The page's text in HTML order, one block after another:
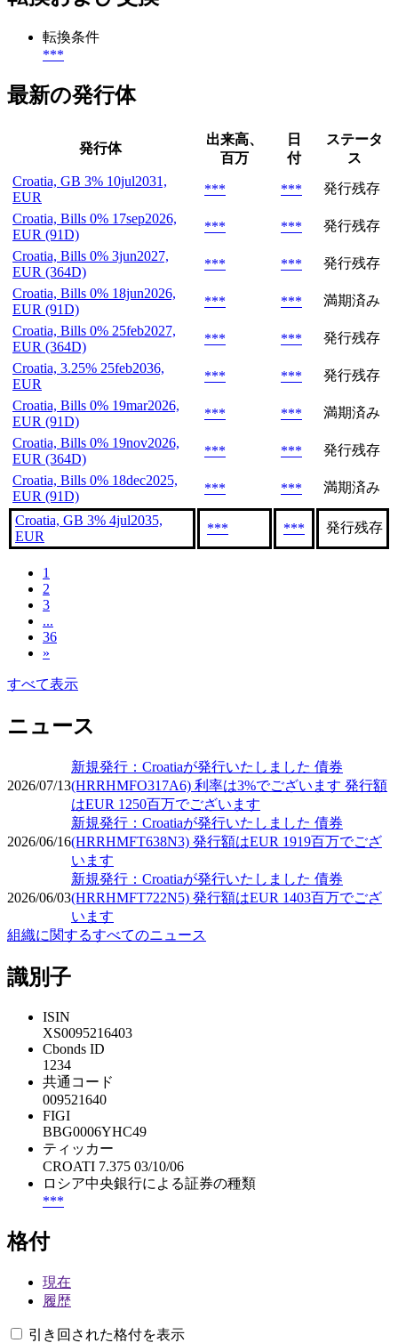
転換条件
***
最新の発行体
発行体
出来高、
百万
日
付
ステータ
ス
Croatia, GB 3% 10jul2031,
EUR
*** ***
発行残存
Croatia, Bills 0% 17sep2026,
EUR (91D)
*** ***
発行残存
Croatia, Bills 0% 3jun2027,
EUR (364D)
*** ***
発行残存
Croatia, Bills 0% 18jun2026,
EUR (91D)
*** ***
満期済み
Croatia, Bills 0% 25feb2027,
EUR (364D)
*** ***
発行残存
Croatia, 3.25% 25feb2036,
EUR
*** ***
発行残存
Croatia, Bills 0% 19mar2026,
EUR (91D)
*** ***
満期済み
Croatia, Bills 0% 19nov2026,
EUR (364D)
*** ***
発行残存
Croatia, Bills 0% 18dec2025,
EUR (91D)
*** *** 満期済み
Croatia, GB 3% 4jul2035,
EUR
*** *** 発行残存
1
2
3
...
36
»
すべて表示
ニュース
2026/07/13
新規発行：Croatiaが発行いたしました 債券
(HRRHMFO317A6) 利率は3%でございます 発行額
はEUR 1250百万でございます
2026/06/16
新規発行：Croatiaが発行いたしました 債券
(HRRHMFT638N3) 発行額はEUR 1919百万でござ
います
2026/06/03
新規発行：Croatiaが発行いたしました 債券
(HRRHMFT722N5) 発行額はEUR 1403百万でござ
います
組織に関するすべてのニュース
識別子
ISIN
XS0095216403
Cbonds ID
1234
共通コード
009521640
FIGI
BBG0006YHC49
ティッカー
CROATI 7.375 03/10/06
ロシア中央銀行による証券の種類
***
格付
現在
履歴
引き回された格付を表示